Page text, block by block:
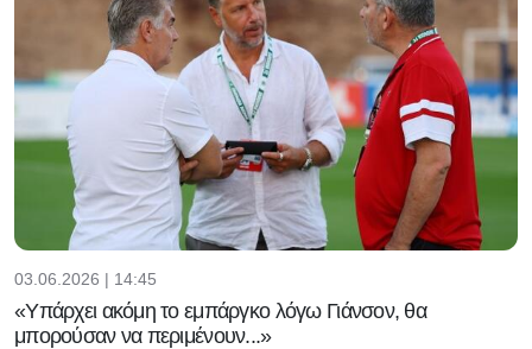
03.06.2026 | 14:45
«Υπάρχει ακόμη το εμπάργκο λόγω Γιάνσον, θα
μπορούσαν να περιμένουν...»